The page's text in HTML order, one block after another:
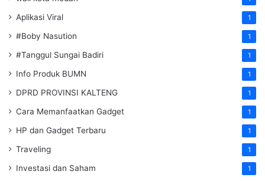
Aplikasi Viral 1
#Boby Nasution 1
#Tanggul Sungai Badiri 1
Info Produk BUMN 1
DPRD PROVINSI KALTENG 1
Cara Memanfaatkan Gadget 1
HP dan Gadget Terbaru 1
Traveling 1
Investasi dan Saham 1